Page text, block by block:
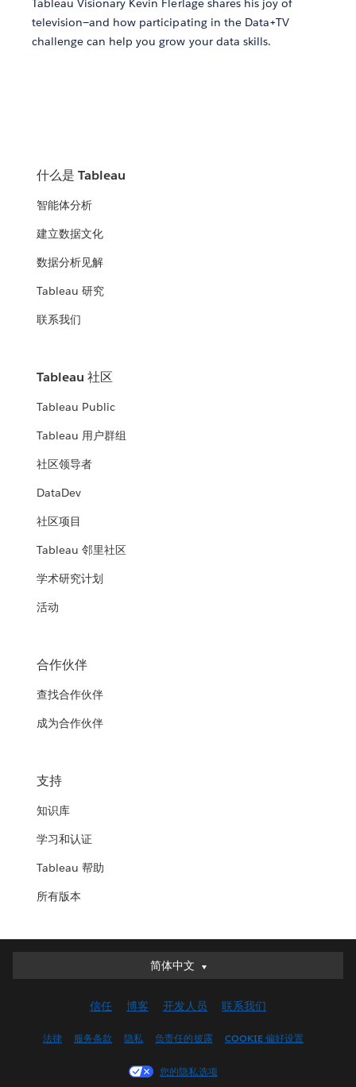
Tableau Visionary Kevin Flerlage shares his joy of
television—and how participating in the Data+TV
challenge can help you grow your data skills.
什么是 Tableau
智能体分析
建立数据文化
数据分析见解
Tableau 研究
联系我们
Tableau 社区
Tableau Public
Tableau 用户群组
社区领导者
DataDev
社区项目
Tableau 邻里社区
学术研究计划
活动
合作伙伴
查找合作伙伴
成为合作伙伴
支持
知识库
学习和认证
Tableau 帮助
所有版本
简体中文
简体中文
English (UK)
Français (Canada)
信任 博客 开发人员 联系我们
法律 服务条款 隐私 负责任的披露 COOKIE 偏好设置
您的隐私选项